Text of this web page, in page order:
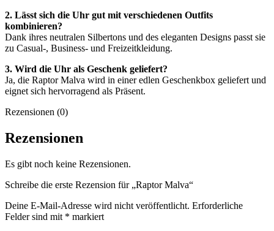
2. Lässt sich die Uhr gut mit verschiedenen Outfits
kombinieren?
Dank ihres neutralen Silbertons und des eleganten Designs passt sie
zu Casual-, Business- und Freizeitkleidung.
3. Wird die Uhr als Geschenk geliefert?
Ja, die Raptor Malva wird in einer edlen Geschenkbox geliefert und
eignet sich hervorragend als Präsent.
Rezensionen (0)
Rezensionen
Es gibt noch keine Rezensionen.
Schreibe die erste Rezension für „Raptor Malva“
Deine E-Mail-Adresse wird nicht veröffentlicht. Erforderliche
Felder sind mit * markiert